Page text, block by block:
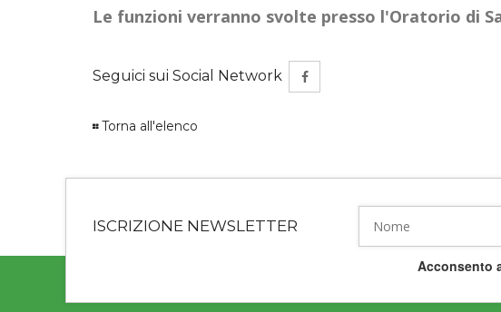
Le funzioni verranno svolte presso l'Oratorio di
Seguici sui Social Network
Torna all'elenco
ISCRIZIONE NEWSLETTER
Acconsento